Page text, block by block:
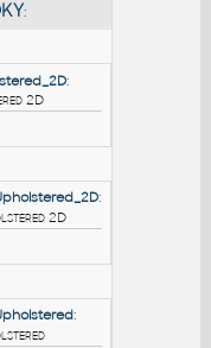
BLOKY:
2D